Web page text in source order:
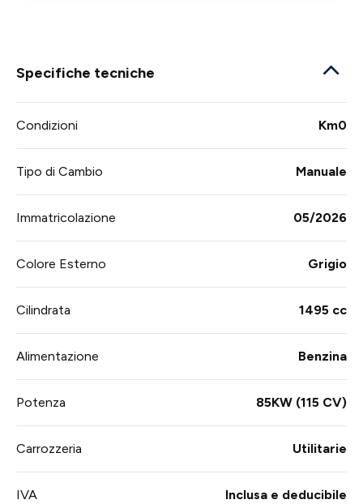
Specifiche tecniche
Condizioni Km0
Tipo di Cambio Manuale
Immatricolazione 05/2026
Colore Esterno Grigio
Cilindrata 1495 cc
Alimentazione Benzina
Potenza 85KW (115 CV)
Carrozzeria Utilitarie
IVA Inclusa e deducibile